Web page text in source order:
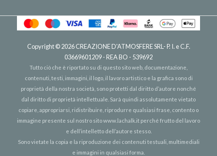
Copyright © 2026CREAZIONE D'ATMOSFERE SRL - P. I. e C.F.
03669601209 - REA BO - 539692
Tutto ciò che è riportato su di questo sito web, documentazione,
contenuti, testi, immagini, il logo, il lavoro artistico e la grafica sono di
proprietà della nostra società, sono protetti dal diritto d’autore nonché
dal diritto di proprietà intellettuale. Sarà quindi assolutamente vietato
copiare, appropriarsi, ridistribuire, riprodurre qualsiasi frase, contento o
immagine presente sul nostro sitowww.lachalk.it perché frutto del lavoro
e dell’intelletto dell’autore stesso.
Sono vietate la copia e la riproduzione dei contenuti testuali, multimediali
e immagini in qualsiasi forma.